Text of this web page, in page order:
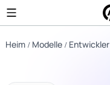
Heim Modelle Entwickler